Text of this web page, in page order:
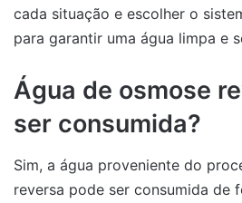
cada situação e escolher o
para garantir uma água limpa e
Água de osmose
ser consumida?
Sim, a água proveniente do
reversa pode ser consumida de